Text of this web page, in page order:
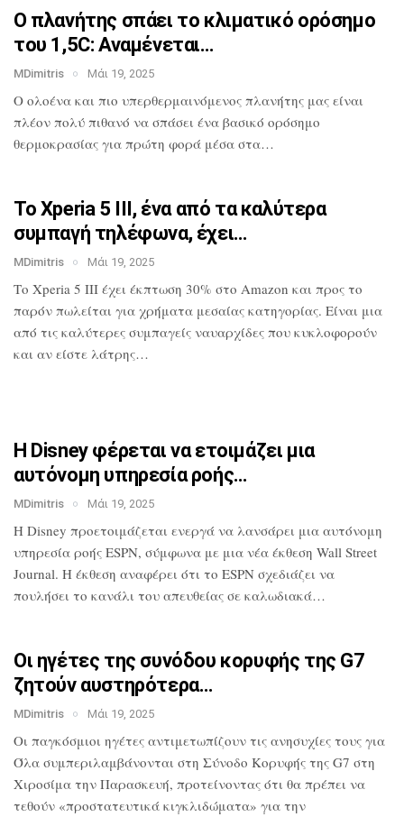
Ο πλανήτης σπάει το κλιματικό ορόσημο
του 1,5C: Αναμένεται…
MDimitris Μάι 19, 2025
O ολοένα και πιο υπερθερμαινόμενος πλανήτης μας είναι
πλέον πολύ πιθανό να σπάσει ένα βασικό ορόσημο
θερμοκρασίας για πρώτη φορά μέσα στα…
Το Xperia 5 III, ένα από τα καλύτερα
συμπαγή τηλέφωνα, έχει…
MDimitris Μάι 19, 2025
Το Xperia 5 III έχει έκπτωση 30% στο Amazon και προς το
παρόν πωλείται για χρήματα μεσαίας κατηγορίας. Είναι μια
από τις καλύτερες συμπαγείς ναυαρχίδες που κυκλοφορούν
και αν είστε λάτρης…
Η Disney φέρεται να ετοιμάζει μια
αυτόνομη υπηρεσία ροής…
MDimitris Μάι 19, 2025
Η Disney προετοιμάζεται ενεργά να λανσάρει μια αυτόνομη
υπηρεσία ροής ESPN, σύμφωνα με μια νέα έκθεση Wall Street
Journal. Η έκθεση αναφέρει ότι το ESPN σχεδιάζει να
πουλήσει το κανάλι του απευθείας σε καλωδιακά…
Οι ηγέτες της συνόδου κορυφής της G7
ζητούν αυστηρότερα…
MDimitris Μάι 19, 2025
Οι παγκόσμιοι ηγέτες αντιμετωπίζουν τις ανησυχίες τους για
Όλα συμπεριλαμβάνονται στη Σύνοδο Κορυφής της G7 στη
Χιροσίμα την Παρασκευή, προτείνοντας ότι θα πρέπει να
τεθούν «προστατευτικά κιγκλιδώματα» για την